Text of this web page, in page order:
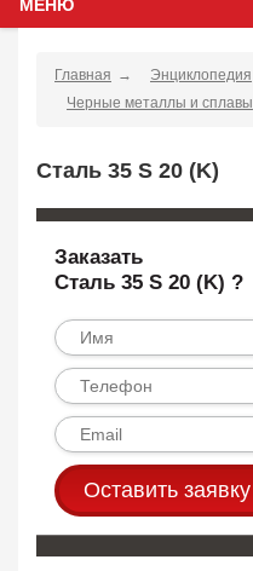
МЕНЮ
Главная
Энциклопедия
Черные металлы и сплавы
Сталь 35 S 20 (K)
Заказать
Сталь 35 S 20 (K) ?
Оставить заявку